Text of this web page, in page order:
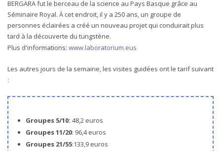
BERGARA fut le berceau de la science au Pays Basque grâce au
Séminaire Royal. À cet endroit, il y a 250 ans, un groupe de
personnes éclairées a créé un nouveau projet qui conduirait plus
tard à la découverte du tungstène.
Plus d'informations: www.laboratorium.eus
Les autres jours de la semaine, les visites guidées ont le tarif suivant
:
Groupes 5/10: 48,2 euros
Groupes 11/20: 96,4 euros
Groupes 21/55:133,9 euros